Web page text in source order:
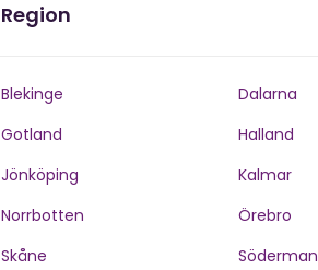
Region
Blekinge Dalarna
Gotland
Halland
Jönköping
Kalmar
Norrbotten
Örebro
Skåne